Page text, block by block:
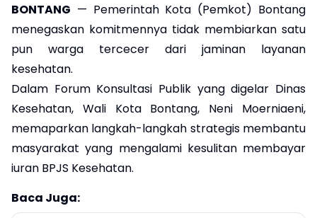
BONTANG — Pemerintah Kota (Pemkot) Bontang
menegaskan komitmennya tidak membiarkan satu
pun warga tercecer dari jaminan layanan
kesehatan.
Dalam Forum Konsultasi Publik yang digelar Dinas
Kesehatan, Wali Kota Bontang, Neni Moerniaeni,
memaparkan langkah-langkah strategis membantu
masyarakat yang mengalami kesulitan membayar
iuran BPJS Kesehatan.
Baca Juga: